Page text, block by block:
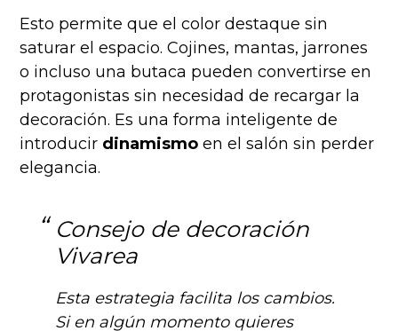
Esto permite que el color destaque sin
saturar el espacio. Cojines, mantas, jarrones
o incluso una butaca pueden convertirse en
protagonistas sin necesidad de recargar la
decoración. Es una forma inteligente de
introducir dinamismo en el salón sin perder
elegancia.
Consejo de decoración
Vivarea
Esta estrategia facilita los cambios.
Si en algún momento quieres